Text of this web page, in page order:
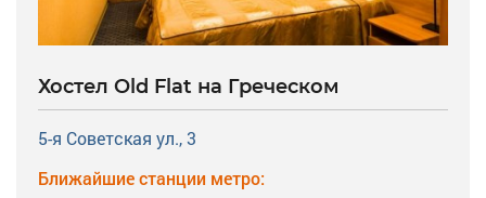
Хостел Old Flat на Греческом
5-я Советская ул., 3
Ближайшие станции метро: